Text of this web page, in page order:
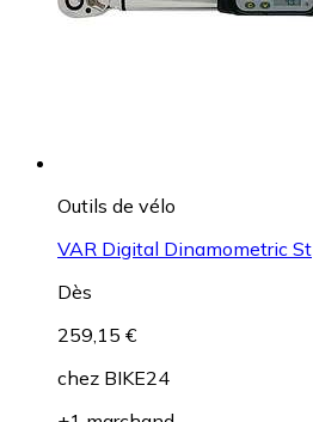
Outils de vélo
VAR Digital Dinamometric St
Dès
259,15 €
chez BIKE24